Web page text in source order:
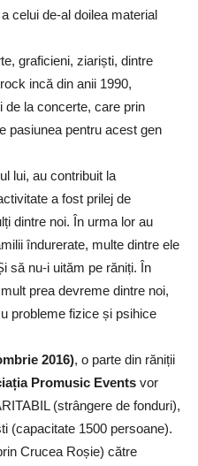
celui de-al doilea material
graficieni, ziariști, dintre
incă din anii 1990,
de la concerte, care prin
pasiunea pentru acest gen
lui, au contribuit la
a fost prilej de
dintre noi. În urma lor au
îndurerate, multe dintre ele
să nu-i uităm pe răniți. În
prea devreme dintre noi,
probleme fizice și psihice
2016), o parte din răniții
Promusic Events vor
(strângere de fonduri),
(capacitate 1500 persoane).
Crucea Roșie) către